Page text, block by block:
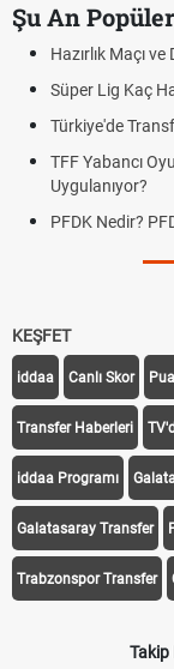
Şu An
Hazırlık Maçı
Süper Lig Kaç
Türkiye'de
TFF Yabancı
Uygulanıyor?
PFDK Nedir?
KEŞFET
iddaa Canlı Skor
Transfer Haberleri
iddaa Programı
Galatasaray Transfer
Trabzonspor Transfer
Takip